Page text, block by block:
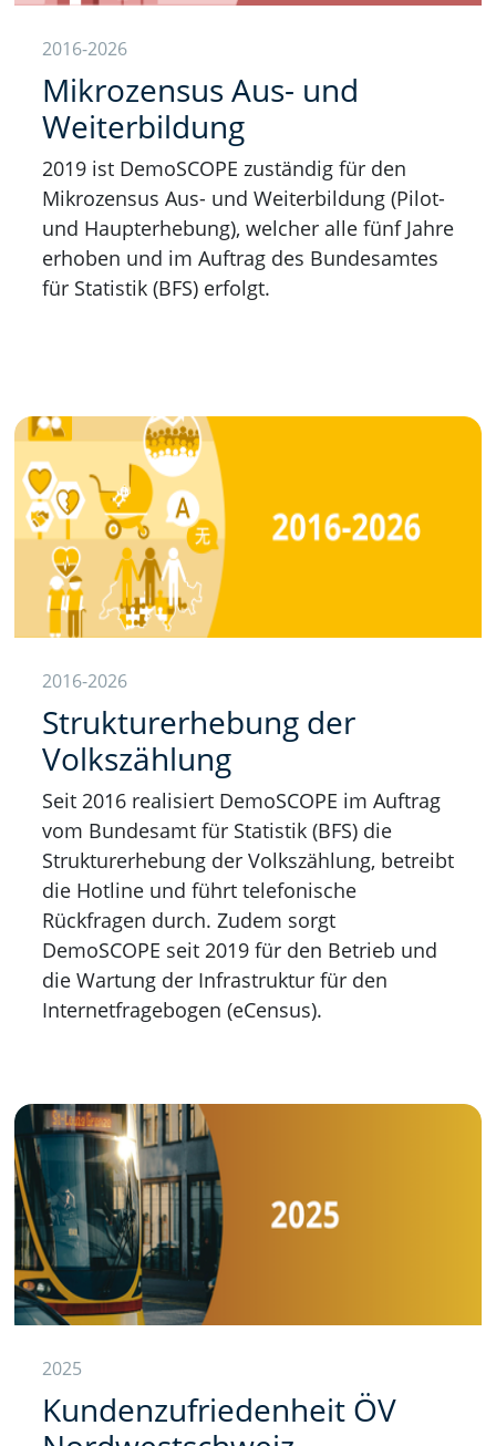
2016-2026
Mikrozensus Aus- und
Weiterbildung
2019 ist DemoSCOPE zuständig für den
Mikrozensus Aus- und Weiterbildung (Pilot-
und Haupterhebung), welcher alle fünf Jahre
erhoben und im Auftrag des Bundesamtes
für Statistik (BFS) erfolgt.
2016-2026
Strukturerhebung der
Volkszählung
Seit 2016 realisiert DemoSCOPE im Auftrag
vom Bundesamt für Statistik (BFS) die
Strukturerhebung der Volkszählung, betreibt
die Hotline und führt telefonische
Rückfragen durch. Zudem sorgt
DemoSCOPE seit 2019 für den Betrieb und
die Wartung der Infrastruktur für den
Internetfragebogen (eCensus).
2025
Kundenzufriedenheit ÖV